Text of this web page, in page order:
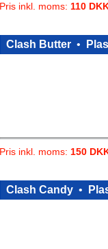
Pris inkl. moms: 110
Clash Butter •
Pris inkl. moms: 150
Clash Candy •